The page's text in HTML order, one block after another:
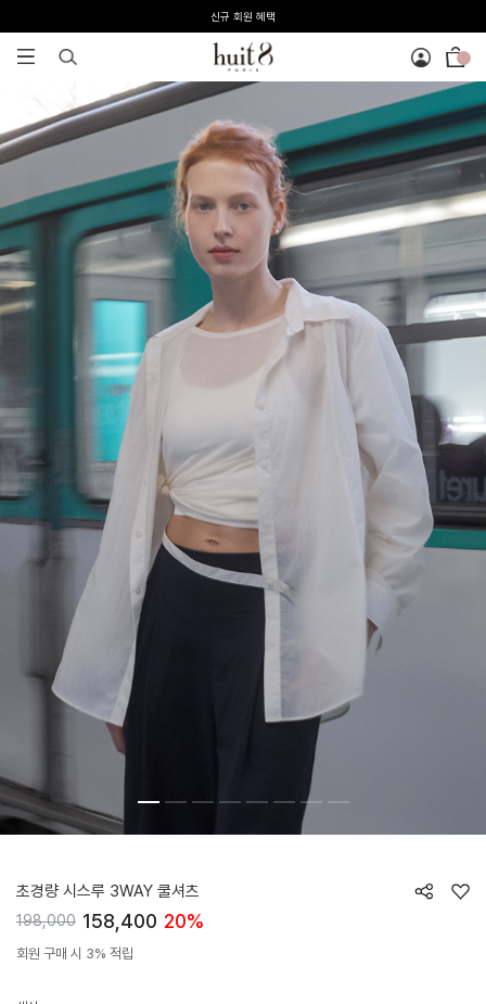
전 회원 무료배송 / 1회 사이즈 교환 무료
초경량 시스루 3WAY 쿨셔츠
198,000 158,400 20%
회원 구매 시 3% 적립